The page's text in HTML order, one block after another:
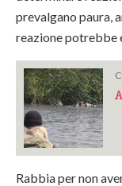
prevalgano paura,
reazione potrebbe
Rabbia per non